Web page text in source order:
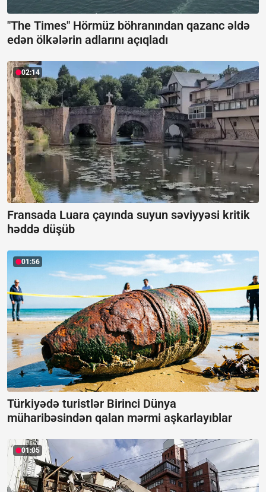
"The Times" Hörmüz böhranından qazanc əldə
edən ölkələrin adlarını açıqladı
02:14
Fransada Luara çayında suyun səviyyəsi kritik
həddə düşüb
01:56
Türkiyədə turistlər Birinci Dünya
müharibəsindən qalan mərmi aşkarlayıblar
01:05